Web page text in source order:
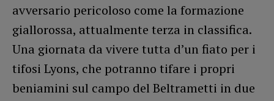
avversario pericoloso come la formazione
giallorossa, attualmente terza in classifica.
Una giornata da vivere tutta d’un fiato per i
tifosi Lyons, che potranno tifare i propri
beniamini sul campo del Beltrametti in due